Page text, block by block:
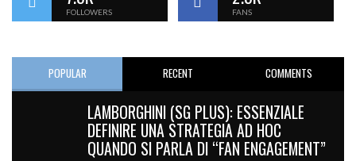
FOLLOWERS FANS
POPULAR RECENT COMMENTS
LAMBORGHINI (SG PLUS): ESSENZIALE
DEFINIRE UNA STRATEGIA AD HOC
QUANDO SI PARLA DI “FAN ENGAGEMENT”